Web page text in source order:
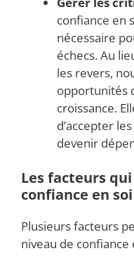
confiance en
nécessaire
échecs. Au
les revers,
opportunités
croissance.
d’accepter
devenir
Les facteurs
confiance en soi
Plusieurs facteurs
niveau de confiance